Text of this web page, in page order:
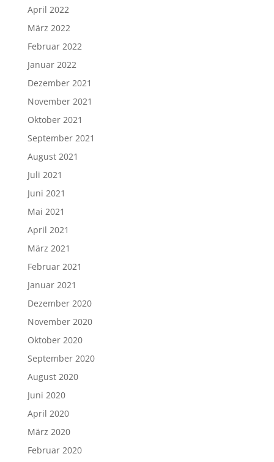
April 2022
März 2022
Februar 2022
Januar 2022
Dezember 2021
November 2021
Oktober 2021
September 2021
August 2021
Juli 2021
Juni 2021
Mai 2021
April 2021
März 2021
Februar 2021
Januar 2021
Dezember 2020
November 2020
Oktober 2020
September 2020
August 2020
Juni 2020
April 2020
März 2020
Februar 2020